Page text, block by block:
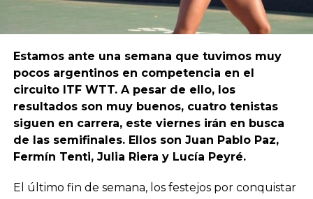
Estamos ante una semana que tuvimos muy
pocos argentinos en competencia en el
circuito ITF WTT. A pesar de ello, los
resultados son muy buenos, cuatro tenistas
siguen en carrera, este viernes irán en busca
de las semifinales. Ellos son Juan Pablo Paz,
Fermín Tenti, Julia Riera y Lucía Peyré.
El último fin de semana, los festejos por conquistar